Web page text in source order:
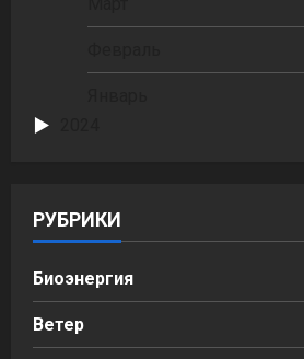
РУБРИКИ
Биоэнергия
Ветер